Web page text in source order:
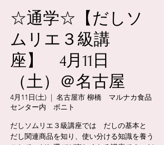
☆通学☆【だしソ
ムリエ３級講
座】 4月11日
（土）＠名古屋
4月11日(土)
  |
名古屋市 柳橋 マルナカ食品
センター内 ボニト
だしソムリエ３級講座では だしの基本と
だし関連商品を知り、使い分ける知識を養う